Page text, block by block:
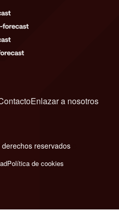
Enlazar a nosotros
reservados
Política de cookies